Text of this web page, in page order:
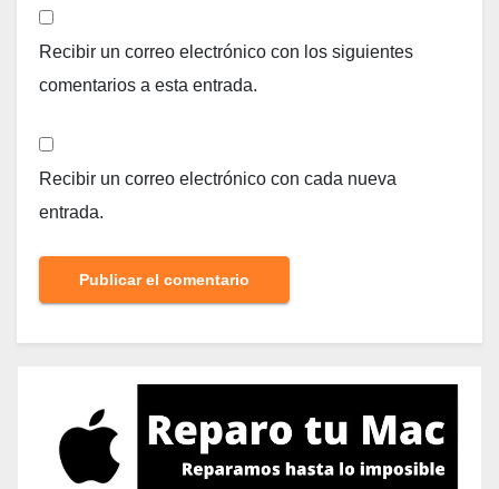
Recibir un correo electrónico con los siguientes
comentarios a esta entrada.
Recibir un correo electrónico con cada nueva
entrada.